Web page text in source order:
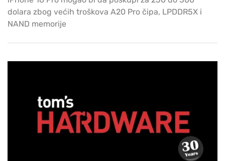
dolara zbog većih troškova A20 Pro čipa, LPDDR5X i
NAND memorije